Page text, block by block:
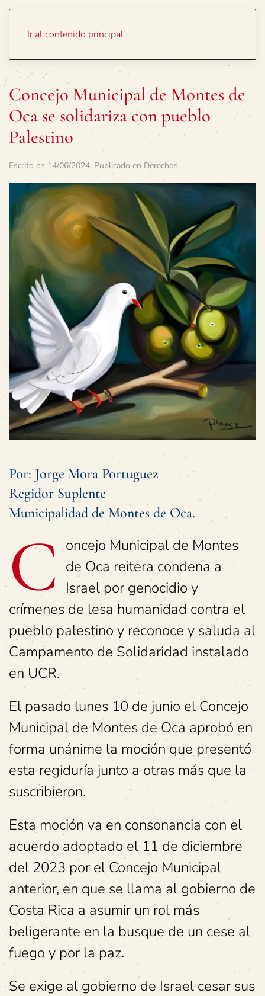
Ir al contenido principal
Concejo Municipal de Montes de
Oca se solidariza con pueblo
Palestino
Escrito en 14/06/2024. Publicado en Derechos.
Por: Jorge Mora Portuguez
Regidor Suplente
Municipalidad de Montes de Oca.
C oncejo Municipal de Montes
de Oca reitera condena a
Israel por genocidio y
crímenes de lesa humanidad contra el
pueblo palestino y reconoce y saluda al
Campamento de Solidaridad instalado
en UCR.
El pasado lunes 10 de junio el Concejo
Municipal de Montes de Oca aprobó en
forma unánime la moción que presentó
esta regiduría junto a otras más que la
suscribieron.
Esta moción va en consonancia con el
acuerdo adoptado el 11 de diciembre
del 2023 por el Concejo Municipal
anterior, en que se llama al gobierno de
Costa Rica a asumir un rol más
beligerante en la busque de un cese al
fuego y por la paz.
Se exige al gobierno de Israel cesar sus